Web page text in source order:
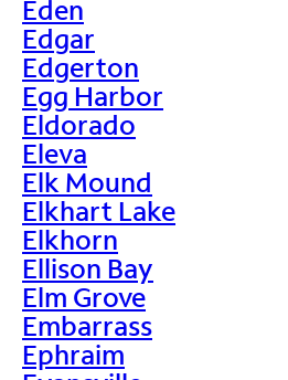
Eden
Edgar
Edgerton
Egg Harbor
Eldorado
Eleva
Elk Mound
Elkhart Lake
Elkhorn
Ellison Bay
Elm Grove
Embarrass
Ephraim